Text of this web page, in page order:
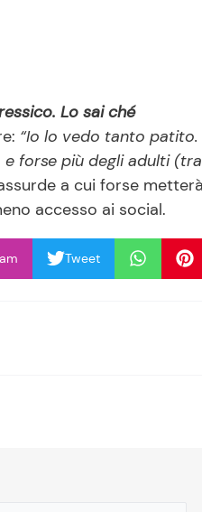
Lo sai ché
“Io lo vedo tanto patito.
forse più degli adulti (tra
a cui forse metterà
accesso ai social.
Tweet